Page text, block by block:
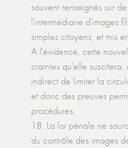
souvent renseignés sur
l'intermédiaire d'images
simples citoyens, et mis
A l'évidence, cette
craintes qu'elle
indirect de limiter la
et donc des preuves
procédures.
18. La loi pénale ne
du contrôle des images